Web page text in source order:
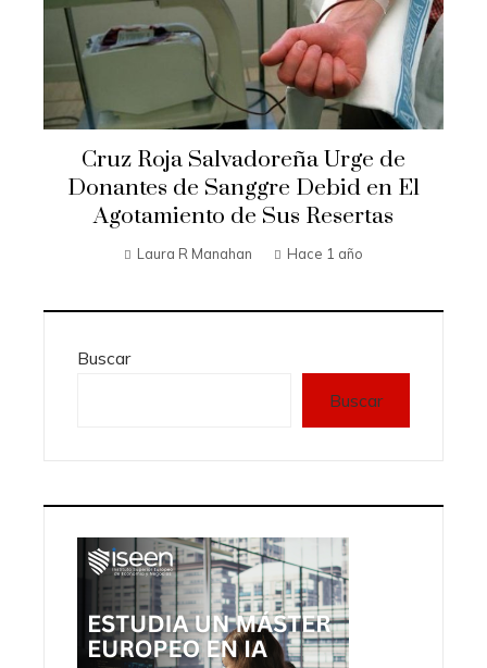
Cruz Roja Salvadoreña Urge de
Donantes de Sanggre Debid en El
Agotamiento de Sus Resertas
Laura R Manahan Hace 1 año
Buscar
Buscar